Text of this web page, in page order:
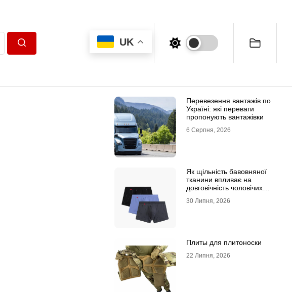
UK
Перевезення вантажів по
Україні: які переваги
пропонують вантажівки
6 Серпня, 2026
Як щільність бавовняної
тканини впливає на
довговічність чоловічих
30 Липня, 2026
Плиты для плитоноски
22 Липня, 2026